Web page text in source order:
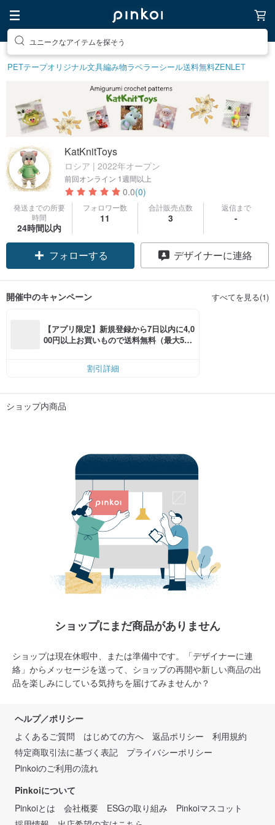
ユニークなアイテムを探そう
PETテープオリジナル文具編み物ラベラーシール送料無料ZENLET
KatKnitToys
ロシア | 2022年オープン
前回オンライン 1週間以上
0.0(0)
発送までの所要
時間
24時間以内
フォロワー数
11
合計販売点数
3
返信まで
-
フォローする デザイナーに連絡
開催中のキャンペーン すべてを見る(1)
【アプリ限定】新規登録から7日以内に4,0
00円以上お買いもので送料無料（最大500
割引詳細
ショップ内商品
ショップにまだ商品がありません
ショップは現在休暇中、または準備中です。「デザイナーに連
絡」からメッセージを送って、ショップの再開や新しい商品の出
品を楽しみにしている気持ちを届けてみませんか？
ヘルプ／ポリシー
よくあるご質問
はじめての方へ 返品ポリシー
利用規約
特定商取引法に基づく表記
プライバシーポリシー
Pinkoiのご利用の流れ
Pinkoiについて
Pinkoiとは
会社概要 ESGの取り組み
Pinkoiマスコット